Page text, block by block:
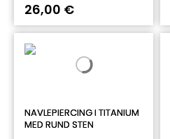
26,00 €
NAVLEPIERCING I TITANIUM
MED RUND STEN